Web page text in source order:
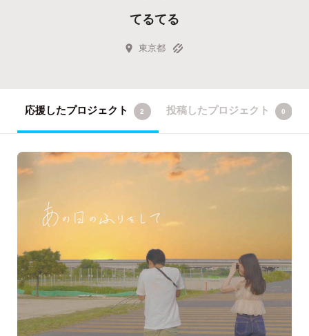
てるてる
東京都
応援したプロジェクト 2 投稿したプロジェクト 0